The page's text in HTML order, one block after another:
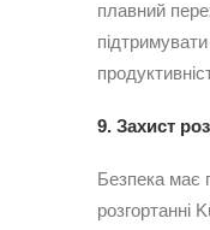
плавний
9. Захист
Безпека має
розгортанні